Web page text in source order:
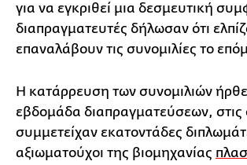
για να εγκριθεί μια δεσμευτική
διαπραγματευτές δήλωσαν ότι
επαναλάβουν τις συνομιλίες το
Η κατάρρευση των συνομιλιών
εβδομάδα διαπραγματεύσεων, στις
συμμετείχαν εκατοντάδες
αξιωματούχοι της βιομηχανίας